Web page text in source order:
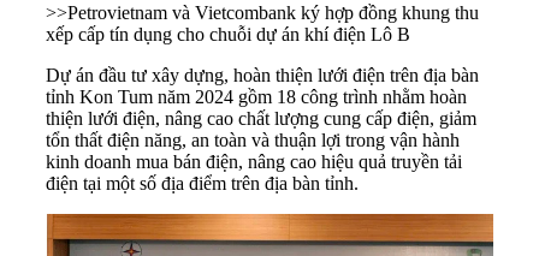
>>Petrovietnam và Vietcombank ký hợp đồng khung thu
xếp cấp tín dụng cho chuỗi dự án khí điện Lô B
Dự án đầu tư xây dựng, hoàn thiện lưới điện trên địa bàn
tỉnh Kon Tum năm 2024 gồm 18 công trình nhằm hoàn
thiện lưới điện, nâng cao chất lượng cung cấp điện, giảm
tổn thất điện năng, an toàn và thuận lợi trong vận hành
kinh doanh mua bán điện, nâng cao hiệu quả truyền tải
điện tại một số địa điểm trên địa bàn tỉnh.